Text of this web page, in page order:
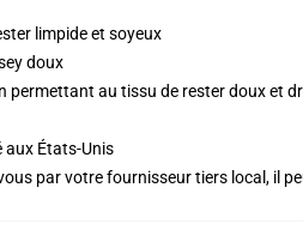
limpide et soyeux
doux
permettant au tissu de rester doux et
États-Unis
par votre fournisseur tiers local, il